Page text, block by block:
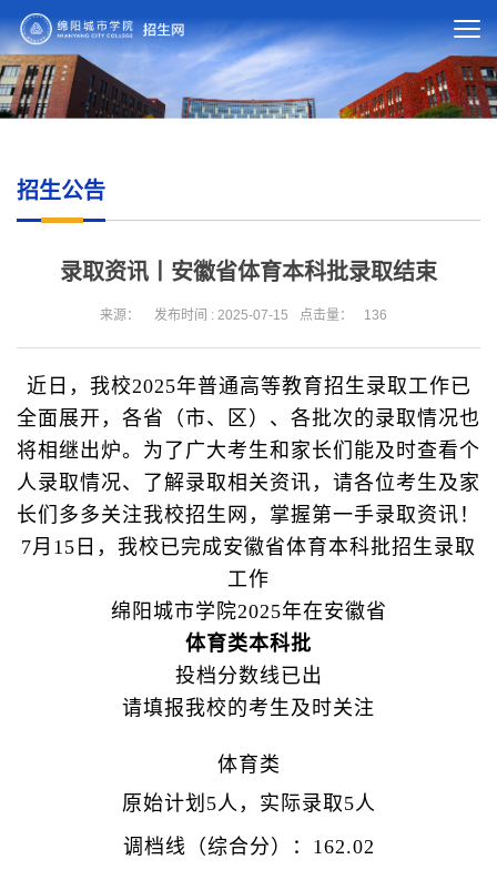
招生公告
录取资讯丨安徽省体育本科批录取结束
来源： 发布时间 : 2025-07-15 点击量： 136
近日，我校2025年普通高等教育招生录取工作已
全面展开，各省（市、区）、各批次的录取情况也
将相继出炉。为了广大考生和家长们能及时查看个
人录取情况、了解录取相关资讯，请各位考生及家
长们多多关注我校招生网，掌握第一手录取资讯！
7月15日，我校已完成安徽省体育本科批招生录取
工作
绵阳城市学院2025年在安徽省
体育类本科批
投档分数线已出
请填报我校的考生及时关注
体育类
原始计划5人，实际录取5人
调档线（综合分）：162.02